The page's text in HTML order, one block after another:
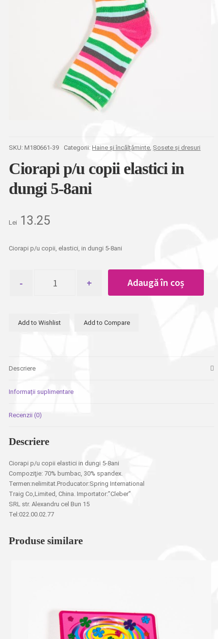
SKU: M180661-39 Categorii: Haine și încălțăminte, Șosete și dresuri
Ciorapi p/u copii elastici in
dungi 5-8ani
Lei 13.25
Ciorapi p/u copii, elastici, in dungi 5-8ani
Ciorapi
Adaugă în coș
Add to Wishlist Add to Compare
Descriere
Informații suplimentare
Recenzii (0)
Descriere
Ciorapi p/u copii elastici in dungi 5-8ani
Compoziţie: 70% bumbac, 30% spandex.
Termen:nelimitat.Producator:Spring International
Traig Co,Limited, China. Importator:”Cleber”
SRL str. Alexandru cel Bun 15
Tel:022.00.02.77
Produse similare